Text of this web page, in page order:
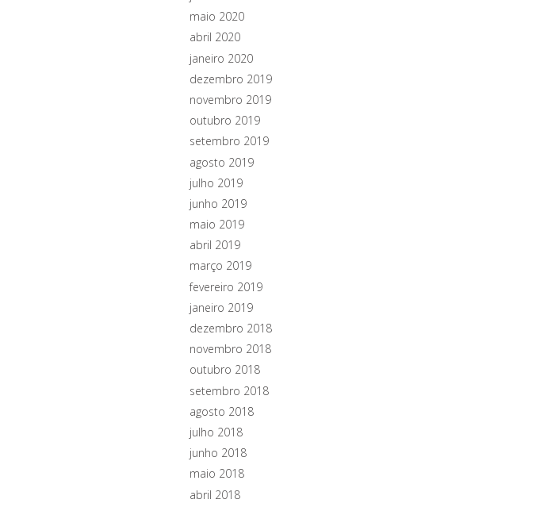
maio 2020
abril 2020
janeiro 2020
dezembro 2019
novembro 2019
outubro 2019
setembro 2019
agosto 2019
julho 2019
junho 2019
maio 2019
abril 2019
março 2019
fevereiro 2019
janeiro 2019
dezembro 2018
novembro 2018
outubro 2018
setembro 2018
agosto 2018
julho 2018
junho 2018
maio 2018
abril 2018